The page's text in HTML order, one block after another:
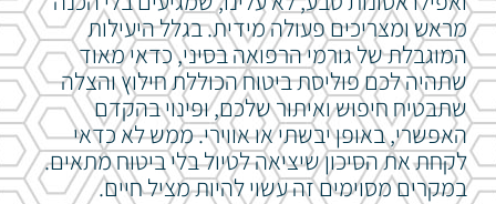
מראש ומצריכים פעולה מידית. בגלל היעילות
המוגבלת של גורמי הרפואה בסיני, כדאי מאוד
שתהיה לכם פוליסת ביטוח הכוללת חילוץ והצלה
שתבטיח חיפוש ואיתור שלכם, ופינוי בהקדם
האפשרי, באופן יבשתי או אווירי. ממש לא כדאי
לקחת את הסיכון שיציאה לטיול בלי ביטוח מתאים.
במקרים מסוימים זה עשוי להיות מציל חיים.